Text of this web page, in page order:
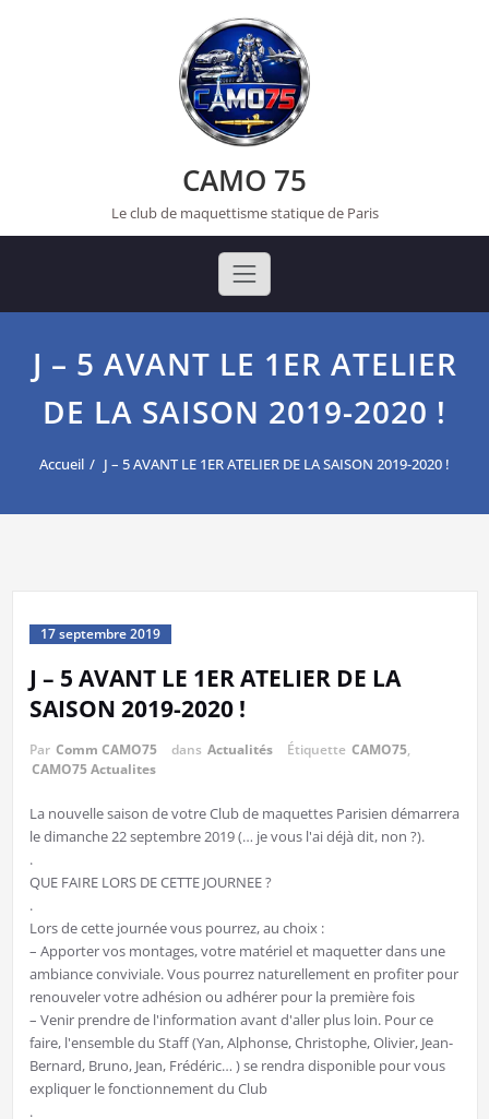
CAMO 75
Le club de maquettisme statique de Paris
J – 5 AVANT LE 1ER ATELIER
DE LA SAISON 2019-2020 !
Accueil J – 5 AVANT LE 1ER ATELIER DE LA SAISON 2019-2020 !
17 septembre 2019
J – 5 AVANT LE 1ER ATELIER DE LA
SAISON 2019-2020 !
Par Comm CAMO75 dans Actualités Étiquette CAMO75,
CAMO75 Actualites
La nouvelle saison de votre Club de maquettes Parisien démarrera
le dimanche 22 septembre 2019 (… je vous l'ai déjà dit, non ?).
.
QUE FAIRE LORS DE CETTE JOURNEE ?
.
Lors de cette journée vous pourrez, au choix :
– Apporter vos montages, votre matériel et maquetter dans une
ambiance conviviale. Vous pourrez naturellement en profiter pour
renouveler votre adhésion ou adhérer pour la première fois
– Venir prendre de l'information avant d'aller plus loin. Pour ce
faire, l'ensemble du Staff (Yan, Alphonse, Christophe, Olivier, Jean-
Bernard, Bruno, Jean, Frédéric… ) se rendra disponible pour vous
expliquer le fonctionnement du Club
.